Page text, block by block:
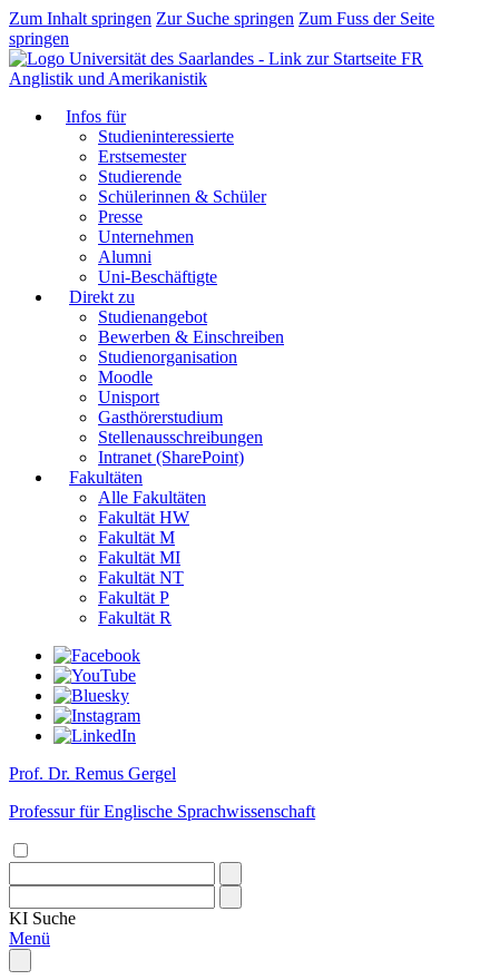
Zum Inhalt springen Zur Suche springen Zum Fuss der Seite
springen
FR
Anglistik und Amerikanistik
Infos für
Studieninteressierte
Erstsemester
Studierende
Schülerinnen & Schüler
Presse
Unternehmen
Alumni
Uni-Beschäftigte
Direkt zu
Studienangebot
Bewerben & Einschreiben
Studienorganisation
Moodle
Unisport
Gasthörerstudium
Stellenausschreibungen
Intranet (SharePoint)
Fakultäten
Alle Fakultäten
Fakultät HW
Fakultät M
Fakultät MI
Fakultät NT
Fakultät P
Fakultät R
Prof. Dr. Remus Gergel
Professur für Englische Sprachwissenschaft
KI Suche
Menü